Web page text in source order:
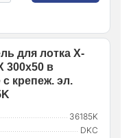
для лотка Х-
300х50 в
с крепеж. эл.
36185K
DKC